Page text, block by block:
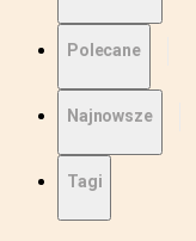
Polecane
Najnowsze
Tagi